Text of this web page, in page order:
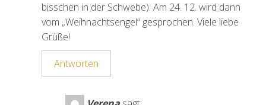
bisschen in der Schwebe). Am 24. 12. wird dann
vom „Weihnachtsengel“ gesprochen. Viele liebe
Grüße!
Antworten